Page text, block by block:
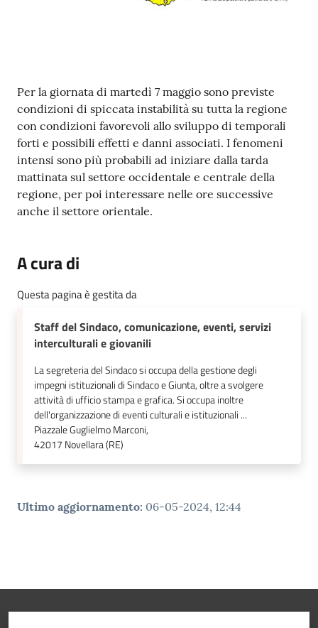
N
T
I
Tutti
gli
argomenti...
Seguici
su
Contenuto
Per la giornata di martedì 7 maggio sono previste
condizioni di spiccata instabilità su tutta la regione
con condizioni favorevoli allo sviluppo di temporali
forti e possibili effetti e danni associati. I fenomeni
intensi sono più probabili ad iniziare dalla tarda
mattinata sul settore occidentale e centrale della
regione, per poi interessare nelle ore successive
anche il settore orientale.
A cura di
Questa pagina è gestita da
Staff del Sindaco, comunicazione, eventi, servizi
interculturali e giovanili
La segreteria del Sindaco si occupa della gestione degli
impegni istituzionali di Sindaco e Giunta, oltre a svolgere
attività di ufficio stampa e grafica. Si occupa inoltre
dell'organizzazione di eventi culturali e istituzionali ...
Piazzale Guglielmo Marconi,
42017 Novellara (RE)
Ultimo aggiornamento: 06-05-2024, 12:44